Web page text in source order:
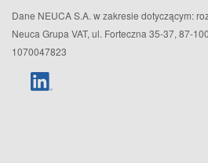
Dane NEUCA S.A. w zakresie dotyczącym:
Neuca Grupa VAT, ul. Forteczna 35-37, 87-
1070047823